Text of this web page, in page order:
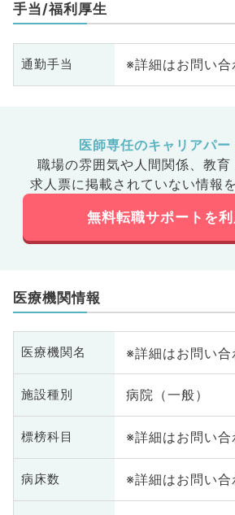
手当/福利厚生
通勤手当 ※詳細はお問い
医師専任のキャリアパー
職場の雰囲気や人間関係、 教育
求人票に掲載されていない情報
無料転職サポートを
医療機関情報
医療機関名 ※詳細はお問い
施設種別 病院（一般）
標榜科目 ※詳細はお問い
病床数 ※詳細はお問い